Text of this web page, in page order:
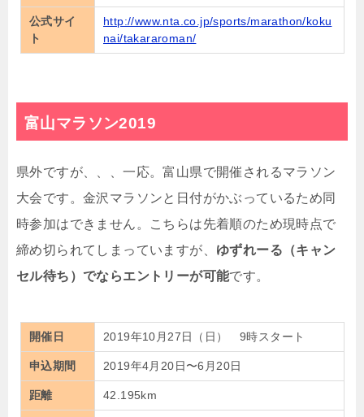
公式サイ
ト
http://www.nta.co.jp/sports/marathon/koku
nai/takararoman/
富山マラソン2019
県外ですが、、、一応。富山県で開催されるマラソン
大会です。金沢マラソンと日付がかぶっているため同
時参加はできません。こちらは先着順のため現時点で
締め切られてしまっていますが、 ゆずれーる（キャン
セル待ち）でならエントリーが可能です。
開催日 2019年10月27日（日） 9時スタート
申込期間 2019年4月20日〜6月20日
距離 42.195km